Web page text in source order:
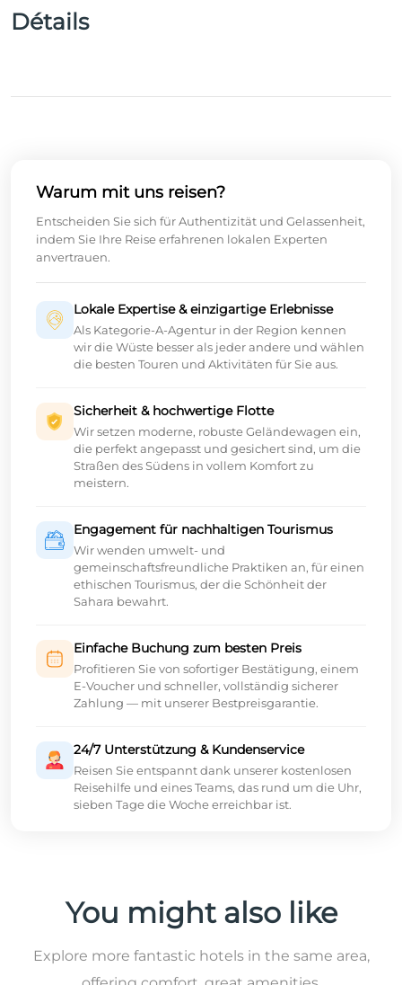
Détails
Warum mit uns reisen?
Entscheiden Sie sich für Authentizität und Gelassenheit,
indem Sie Ihre Reise erfahrenen lokalen Experten
anvertrauen.
Lokale Expertise & einzigartige Erlebnisse
Als Kategorie-A-Agentur in der Region kennen
wir die Wüste besser als jeder andere und wählen
die besten Touren und Aktivitäten für Sie aus.
Sicherheit & hochwertige Flotte
Wir setzen moderne, robuste Geländewagen ein,
die perfekt angepasst und gesichert sind, um die
Straßen des Südens in vollem Komfort zu
meistern.
Engagement für nachhaltigen Tourismus
Wir wenden umwelt- und
gemeinschaftsfreundliche Praktiken an, für einen
ethischen Tourismus, der die Schönheit der
Sahara bewahrt.
Einfache Buchung zum besten Preis
Profitieren Sie von sofortiger Bestätigung, einem
E-Voucher und schneller, vollständig sicherer
Zahlung — mit unserer Bestpreisgarantie.
24/7 Unterstützung & Kundenservice
Reisen Sie entspannt dank unserer kostenlosen
Reisehilfe und eines Teams, das rund um die Uhr,
sieben Tage die Woche erreichbar ist.
You might also like
Explore more fantastic hotels in the same area,